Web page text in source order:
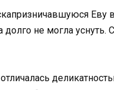
Еву
не могла